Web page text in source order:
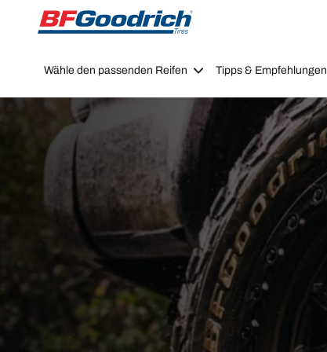
Go to page content
Go to page navigation
Wähle den passenden Reifen Tipps & Empfehlungen